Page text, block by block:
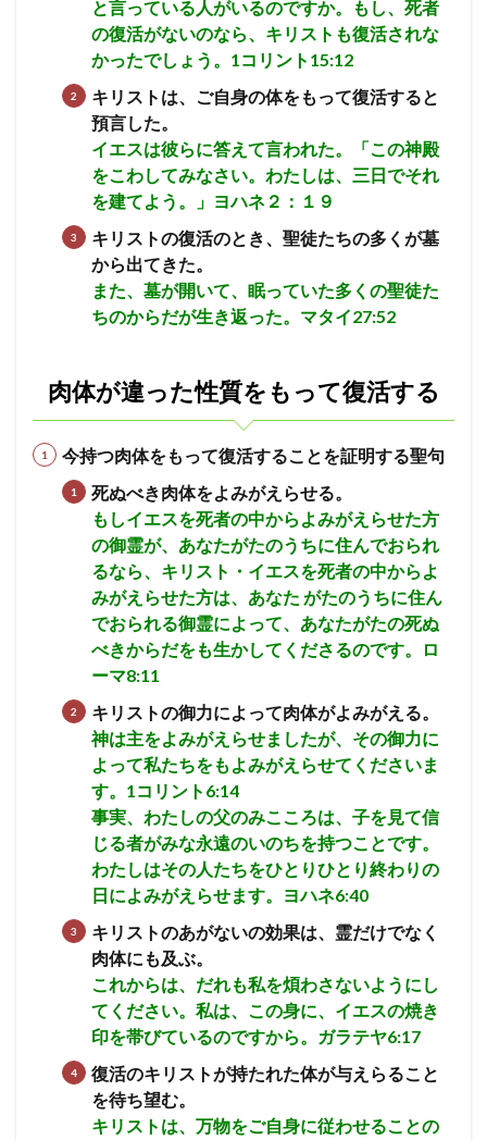
と言っている人がいるのですか。
もし、死者
の復活がないのなら、キリストも復活されな
かったでしょう。 1コリント15:12
キリストは、ご自身の体をもって復活すると
預言した。
イエスは彼らに答えて言われた。「この神殿
をこわしてみなさい。わたしは、三日でそれ
を建てよう。」ヨハネ２：１９
キリストの復活のとき、聖徒たちの多くが墓
から出てきた。
また、墓が開いて、眠っていた多くの聖徒た
ちのからだが生き返った。マタイ27:52
肉体が違った性質をもって復活する
今持つ肉体をもって復活することを証明する聖句
死ぬべき肉体をよみがえらせる。
もしイエスを死者の中からよみがえらせた方
の御霊が、あなたがたのうちに住んでおられ
るなら、キリスト・イエスを死者の中からよ
みがえらせた方は、あなた がたのうちに住ん
でおられる御霊によって、あなたがたの死ぬ
べきからだをも生かしてくださるのです。ロ
ーマ8:11
キリストの御力によって肉体がよみがえる。
神は主をよみがえらせましたが、その御力に
よって私たちをもよみがえらせてくださいま
す。1コリント6:14
事実、わたしの父のみこころは、子を見て信
じる者がみな永遠のいのちを持つことです。
わたしはその人たちをひとりひとり終わりの
日によみがえらせます。ヨハネ6:40
キリストのあがないの効果は、霊だけでなく
肉体にも及ぶ。
これからは、だれも私を煩わさないようにし
てください。私は、この身に、イエスの焼き
印を帯びているのですから。ガラテヤ6:17
復活のキリストが持たれた体が与えらること
を待ち望む。
キリストは、万物をご自身に従わせることの